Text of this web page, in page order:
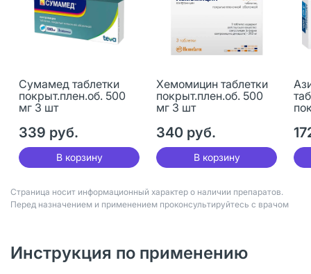
Сумамед таблетки
покрыт.плен.об. 500
мг 3 шт
339 руб.
В корзину
Хемомицин таблетки
покрыт.плен.об. 500
мг 3 шт
340 руб.
В корзину
Страница носит информационный характер о наличии препаратов.
Перед назначением и применением проконсультируйтесь с врачом
Инструкция по применению